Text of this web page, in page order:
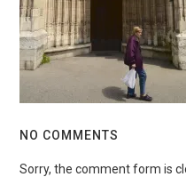
NO COMMENTS
Sorry, the comment form is